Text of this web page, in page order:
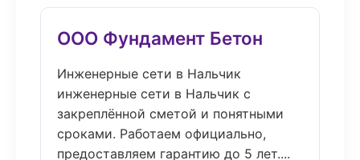
ООО Фундамент Бетон
Инженерные сети в Нальчик
инженерные сети в Нальчик с
закреплённой сметой и понятными
сроками. Работаем официально,
предоставляем гарантию до 5 лет....